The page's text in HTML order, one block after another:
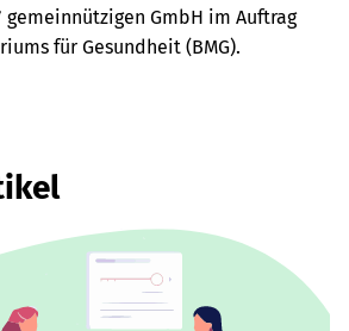
gemeinnützigen GmbH im Auftrag
für Gesundheit (BMG).